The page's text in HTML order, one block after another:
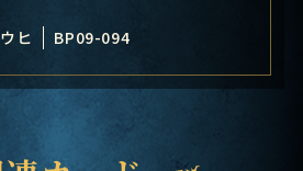
ヒ BP09-094